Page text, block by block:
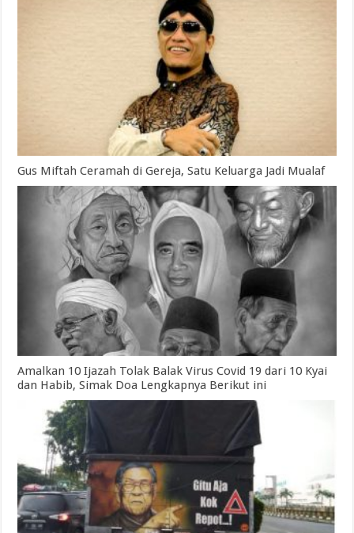
Gus Miftah Ceramah di Gereja, Satu Keluarga Jadi Mualaf
Amalkan 10 Ijazah Tolak Balak Virus Covid 19 dari 10 Kyai
dan Habib, Simak Doa Lengkapnya Berikut ini